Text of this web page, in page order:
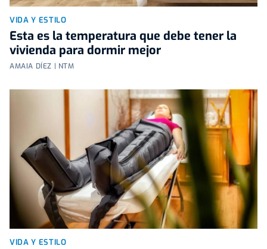
VIDA Y ESTILO
Esta es la temperatura que debe tener la
vivienda para dormir mejor
AMAIA DÍEZ | NTM
VIDA Y ESTILO